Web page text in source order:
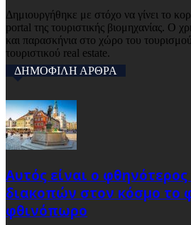
Δημιουργήθηκε με στόχο να γίνει το
portal της τουριστικής βιομηχανίας. Ο
και παρασκήνια στο χώρο του
τουριστικού real estate.
ΔΗΜΟΦΙΛΗ ΑΡΘΡΑ
Αυτός είναι ο
διακοπών στον κόσμο το
φθινόπωρο